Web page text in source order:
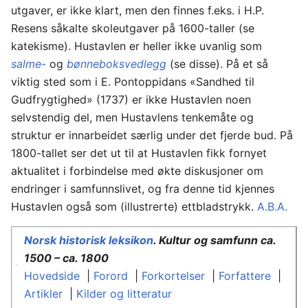
utgaver, er ikke klart, men den finnes f.eks. i H.P.
Resens såkalte skoleutgaver på 1600-taller (se
katekisme). Hustavlen er heller ikke uvanlig som
salme- og bønneboksvedlegg (se disse). På et så
viktig sted som i E. Pontoppidans «Sandhed til
Gudfrygtighed» (1737) er ikke Hustavlen noen
selvstendig del, men Hustavlens tenkemåte og
struktur er innarbeidet særlig under det fjerde bud. På
1800-tallet ser det ut til at Hustavlen fikk fornyet
aktualitet i forbindelse med økte diskusjoner om
endringer i samfunnslivet, og fra denne tid kjennes
Hustavlen også som (illustrerte) ettbladstrykk. A.B.A.
Norsk historisk leksikon. Kultur og samfunn ca.
1500 – ca. 1800
Hovedside| Forord Forkortelser| Forfattere|
Artikler| Kilder og litteratur